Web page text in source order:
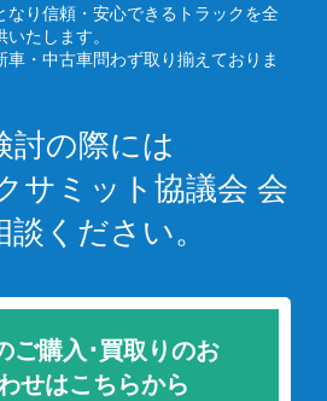
なり信頼・安心できるトラックを全
たします。
・中古車問わず取り揃えておりま
討の際には
サミット協議会 会
ください。
ご購入･買取りのお
せはこちらから